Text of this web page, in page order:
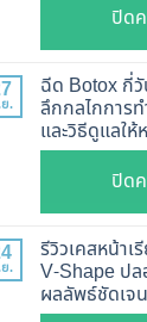
ปิด
.
ฉีด Botox กี่วั
ลึกกลไกการ
และวิธีดูแลให้
ปิด
.
รีวิวเคสหน้าเ
V-Shape ป
ผลลัพธ์ชัดเจ